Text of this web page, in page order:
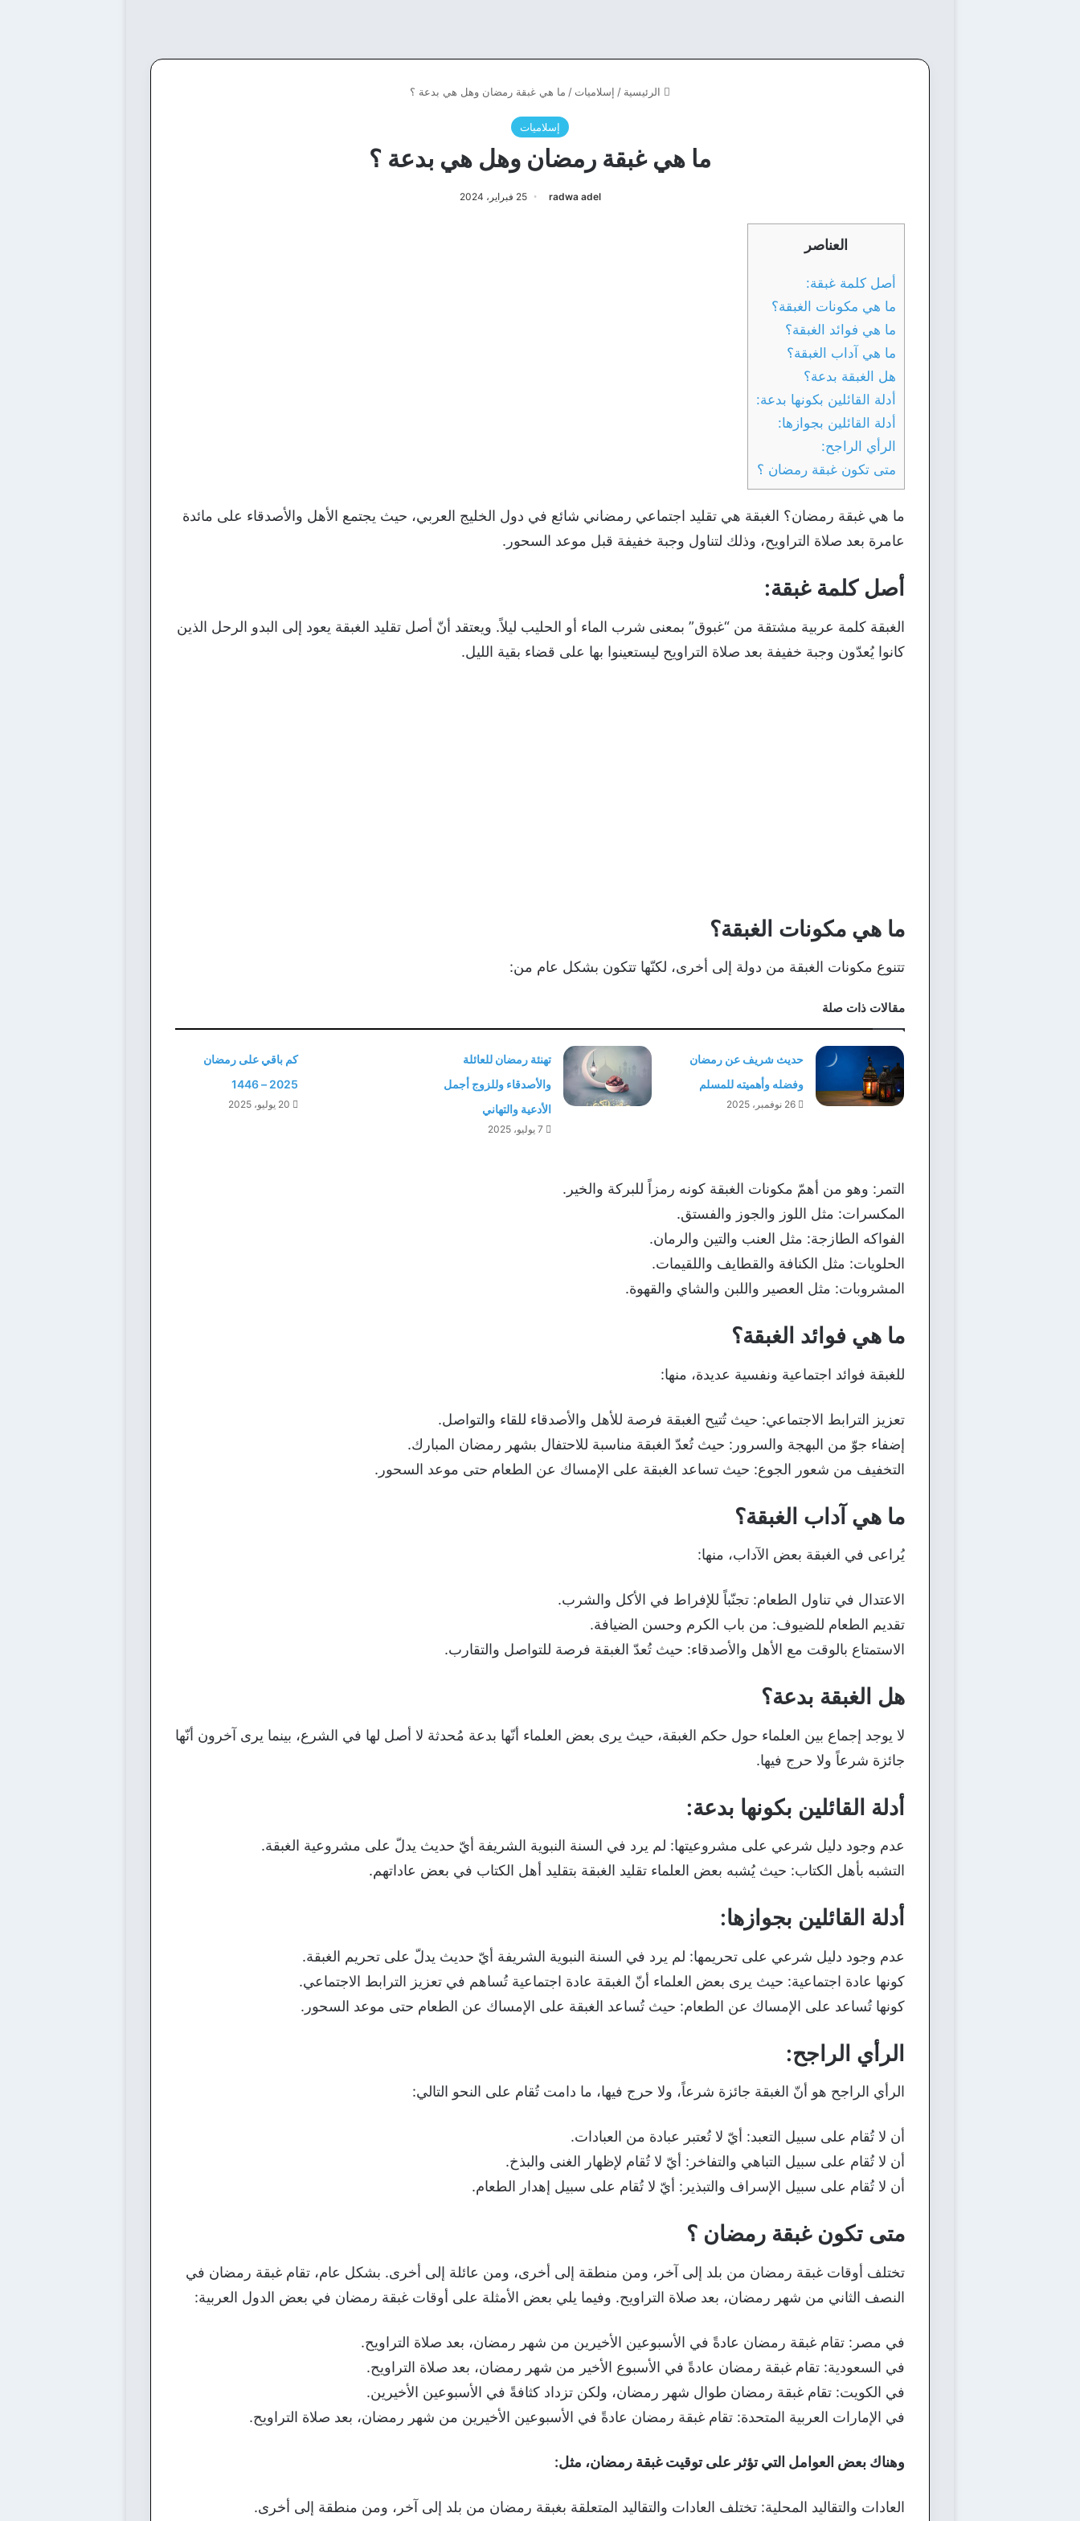
الرئيسية / إسلاميات / ما هي غبقة رمضان وهل هي بدعة ؟
إسلاميات
ما هي غبقة رمضان وهل هي بدعة ؟
radwa adel 25 فبراير، 2024
العناصر
أصل كلمة غبقة:
ما هي مكونات الغبقة؟
ما هي فوائد الغبقة؟
ما هي آداب الغبقة؟
هل الغبقة بدعة؟
أدلة القائلين بكونها بدعة:
أدلة القائلين بجوازها:
الرأي الراجح:
متى تكون غبقة رمضان ؟
ما هي غبقة رمضان؟ الغبقة هي تقليد اجتماعي رمضاني شائع في دول الخليج العربي، حيث يجتمع الأهل والأصدقاء على مائدة
عامرة بعد صلاة التراويح، وذلك لتناول وجبة خفيفة قبل موعد السحور.
أصل كلمة غبقة:
الغبقة كلمة عربية مشتقة من “غبوق” بمعنى شرب الماء أو الحليب ليلاً. ويعتقد أنّ أصل تقليد الغبقة يعود إلى البدو الرحل الذين
كانوا يُعدّون وجبة خفيفة بعد صلاة التراويح ليستعينوا بها على قضاء بقية الليل.
ما هي مكونات الغبقة؟
تتنوع مكونات الغبقة من دولة إلى أخرى، لكنّها تتكون بشكل عام من:
مقالات ذات صلة
حديث شريف عن رمضان
وفضله وأهميته للمسلم
26 نوفمبر، 2025
تهنئة رمضان للعائلة
والأصدقاء وللزوج أجمل
الأدعية والتهاني
7 يوليو، 2025
كم باقي على رمضان
2025 – 1446
20 يوليو، 2025
التمر: وهو من أهمّ مكونات الغبقة كونه رمزاً للبركة والخير.
المكسرات: مثل اللوز والجوز والفستق.
الفواكه الطازجة: مثل العنب والتين والرمان.
الحلويات: مثل الكنافة والقطايف واللقيمات.
المشروبات: مثل العصير واللبن والشاي والقهوة.
ما هي فوائد الغبقة؟
للغبقة فوائد اجتماعية ونفسية عديدة، منها:
تعزيز الترابط الاجتماعي: حيث تُتيح الغبقة فرصة للأهل والأصدقاء للقاء والتواصل.
إضفاء جوّ من البهجة والسرور: حيث تُعدّ الغبقة مناسبة للاحتفال بشهر رمضان المبارك.
التخفيف من شعور الجوع: حيث تساعد الغبقة على الإمساك عن الطعام حتى موعد السحور.
ما هي آداب الغبقة؟
يُراعى في الغبقة بعض الآداب، منها:
الاعتدال في تناول الطعام: تجنّباً للإفراط في الأكل والشرب.
تقديم الطعام للضيوف: من باب الكرم وحسن الضيافة.
الاستمتاع بالوقت مع الأهل والأصدقاء: حيث تُعدّ الغبقة فرصة للتواصل والتقارب.
هل الغبقة بدعة؟
لا يوجد إجماع بين العلماء حول حكم الغبقة، حيث يرى بعض العلماء أنّها بدعة مُحدثة لا أصل لها في الشرع، بينما يرى آخرون أنّها
جائزة شرعاً ولا حرج فيها.
أدلة القائلين بكونها بدعة:
عدم وجود دليل شرعي على مشروعيتها: لم يرد في السنة النبوية الشريفة أيّ حديث يدلّ على مشروعية الغبقة.
التشبه بأهل الكتاب: حيث يُشبه بعض العلماء تقليد الغبقة بتقليد أهل الكتاب في بعض عاداتهم.
أدلة القائلين بجوازها:
عدم وجود دليل شرعي على تحريمها: لم يرد في السنة النبوية الشريفة أيّ حديث يدلّ على تحريم الغبقة.
كونها عادة اجتماعية: حيث يرى بعض العلماء أنّ الغبقة عادة اجتماعية تُساهم في تعزيز الترابط الاجتماعي.
كونها تُساعد على الإمساك عن الطعام: حيث تُساعد الغبقة على الإمساك عن الطعام حتى موعد السحور.
الرأي الراجح:
الرأي الراجح هو أنّ الغبقة جائزة شرعاً، ولا حرج فيها، ما دامت تُقام على النحو التالي:
أن لا تُقام على سبيل التعبد: أيّ لا تُعتبر عبادة من العبادات.
أن لا تُقام على سبيل التباهي والتفاخر: أيّ لا تُقام لإظهار الغنى والبذخ.
أن لا تُقام على سبيل الإسراف والتبذير: أيّ لا تُقام على سبيل إهدار الطعام.
متى تكون غبقة رمضان ؟
تختلف أوقات غبقة رمضان من بلد إلى آخر، ومن منطقة إلى أخرى، ومن عائلة إلى أخرى. بشكل عام، تقام غبقة رمضان في
النصف الثاني من شهر رمضان، بعد صلاة التراويح. وفيما يلي بعض الأمثلة على أوقات غبقة رمضان في بعض الدول العربية:
في مصر: تقام غبقة رمضان عادةً في الأسبوعين الأخيرين من شهر رمضان، بعد صلاة التراويح.
في السعودية: تقام غبقة رمضان عادةً في الأسبوع الأخير من شهر رمضان، بعد صلاة التراويح.
في الكويت: تقام غبقة رمضان طوال شهر رمضان، ولكن تزداد كثافةً في الأسبوعين الأخيرين.
في الإمارات العربية المتحدة: تقام غبقة رمضان عادةً في الأسبوعين الأخيرين من شهر رمضان، بعد صلاة التراويح.
وهناك بعض العوامل التي تؤثر على توقيت غبقة رمضان، مثل:
العادات والتقاليد المحلية: تختلف العادات والتقاليد المتعلقة بغبقة رمضان من بلد إلى آخر، ومن منطقة إلى أخرى.